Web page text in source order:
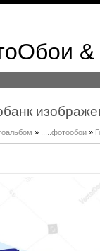
&
» .....фотообои »